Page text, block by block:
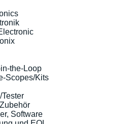
the-Loop
Scopes/Kits
Tester
Software